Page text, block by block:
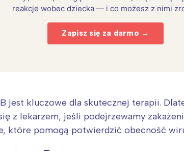
reakcje wobec dziecka — i co możesz z nimi
Zapisz się za darmo →
jest kluczowe dla skutecznej terapii.
z lekarzem, jeśli podejrzewamy
które pomogą potwierdzić obecność